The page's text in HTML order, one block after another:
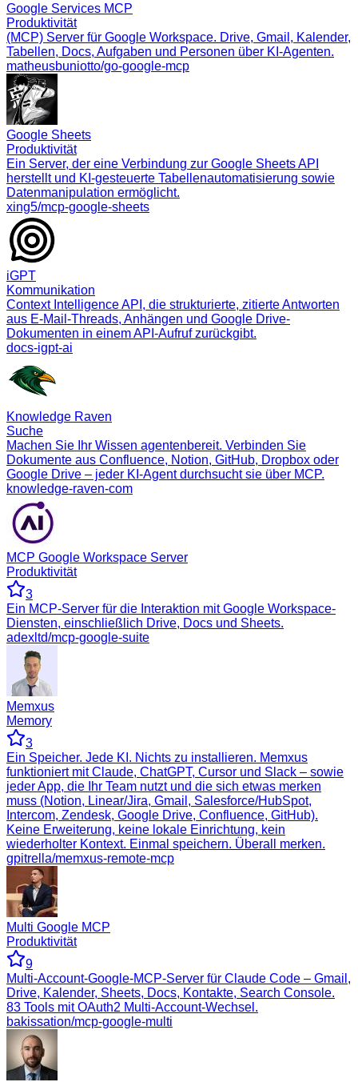
Google Services MCP
Produktivität
(MCP) Server für Google Workspace. Drive, Gmail, Kalender,
Tabellen, Docs, Aufgaben und Personen über KI-Agenten.
matheusbuniotto/go-google-mcp
Google Sheets
Produktivität
Ein Server, der eine Verbindung zur Google Sheets API
herstellt und KI-gesteuerte Tabellenautomatisierung sowie
Datenmanipulation ermöglicht.
xing5/mcp-google-sheets
iGPT
Kommunikation
Context Intelligence API, die strukturierte, zitierte Antworten
aus E-Mail-Threads, Anhängen und Google Drive-
Dokumenten in einem API-Aufruf zurückgibt.
docs-igpt-ai
Knowledge Raven
Suche
Machen Sie Ihr Wissen agentenbereit. Verbinden Sie
Dokumente aus Confluence, Notion, GitHub, Dropbox oder
Google Drive – jeder KI-Agent durchsucht sie über MCP.
knowledge-raven-com
MCP Google Workspace Server
Produktivität
3
Ein MCP-Server für die Interaktion mit Google Workspace-
Diensten, einschließlich Drive, Docs und Sheets.
adexltd/mcp-google-suite
Memxus
Memory
3
Ein Speicher. Jede KI. Nichts zu installieren. Memxus
funktioniert mit Claude, ChatGPT, Cursor und Slack – sowie
jeder App, die Ihr Team nutzt und die sich etwas merken
muss (Notion, Linear/Jira, Gmail, Salesforce/HubSpot,
Intercom, Zendesk, Google Drive, Confluence, GitHub).
Keine Erweiterung, keine lokale Einrichtung, kein
wiederholter Kontext. Einmal speichern. Überall merken.
gpitrella/memxus-remote-mcp
Multi Google MCP
Produktivität
9
Multi-Account-Google-MCP-Server für Claude Code – Gmail,
Drive, Kalender, Sheets, Docs, Kontakte, Search Console.
83 Tools mit OAuth2 Multi-Account-Wechsel.
bakissation/mcp-google-multi